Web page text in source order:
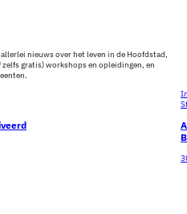
nieuws over het leven in de Hoofdstad,
gratis) workshops en opleidingen, en